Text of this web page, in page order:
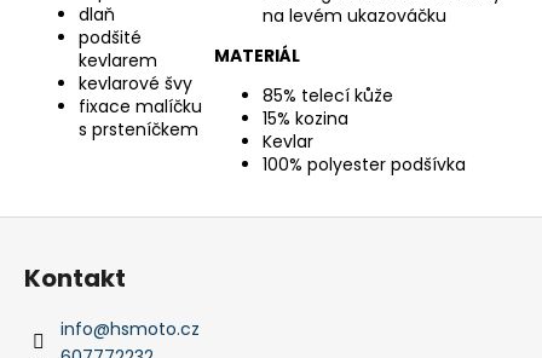
dlaň
podšité
kevlarem
kevlarové švy
fixace malíčku
s prsteníčkem
na levém ukazováčku
MATERIÁL
85% telecí kůže
15% kozina
Kevlar
100% polyester podšívka
Z
Kontakt
info@hsmoto.cz